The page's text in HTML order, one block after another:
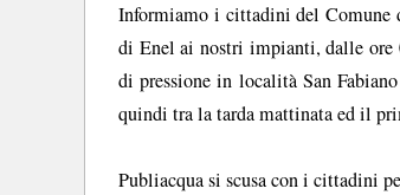
Informiamo i cittadini del Comune
di Enel ai nostri impianti, dalle ore
di pressione in località San
quindi tra la tarda mattinata ed il
Publiacqua si scusa con i cittadini